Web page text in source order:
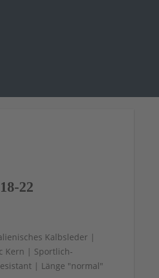
22
Kalbsleder |
Kern | Sportlich-
| Länge "normal"